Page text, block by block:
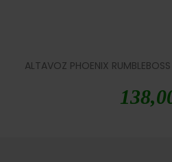
ALTAVOZ PHOENIX